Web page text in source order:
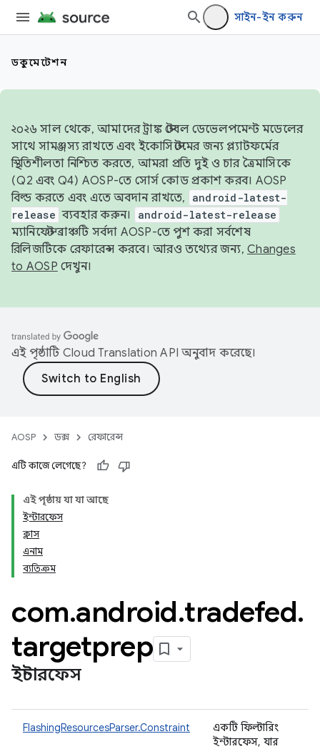
সাইন-ইন করুন
ডকুমেন্টেশন
২০২৬ সাল থেকে, আমাদের ট্রাঙ্ক স্টেবল ডেভেলপমেন্ট মডেলের
সাথে সামঞ্জস্য রাখতে এবং ইকোসিস্টেমের জন্য প্ল্যাটফর্মের
স্থিতিশীলতা নিশ্চিত করতে, আমরা প্রতি দুই ও চার ত্রৈমাসিকে
(Q2 এবং Q4) AOSP-তে সোর্স কোড প্রকাশ করব। AOSP
বিল্ড করতে এবং এতে অবদান রাখতে,
android-latest-
release ব্যবহার করুন। android-latest-release
ম্যানিফেস্ট ব্রাঞ্চটি সর্বদা AOSP-তে পুশ করা সর্বশেষ
রিলিজটিকে রেফারেন্স করবে। আরও তথ্যের জন্য, Changes
to AOSP দেখুন।
এই পৃষ্ঠাটি Cloud Translation API অনুবাদ করেছে।
AOSP ডক্স রেফারেন্স
এটি কাজে লেগেছে?
এই পৃষ্ঠায় যা যা আছে
ইন্টারফেস
ক্লাস
এনাম
ব্যতিক্রম
com.android.tradefed.
targetprep
ইন্টারফেস
FlashingResourcesParser.Constraint
একটি ফিল্টারিং
ইন্টারফেস, যার